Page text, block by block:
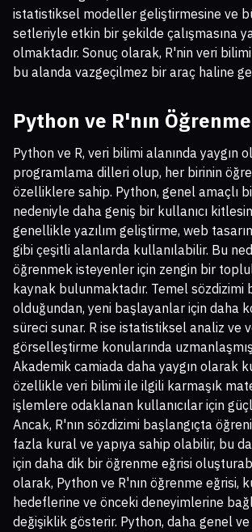
istatistiksel modeller geliştirmesine ve
setleriyle etkin bir şekilde çalışmasına
olmaktadır. Sonuç olarak, R'nin veri
bu alanda vazgeçilmez bir araç haline
Python ve R'nın
Python ve R, veri bilimi alanında yaygın
programlama dilleri olup, her birinin
özelliklere sahip. Python, genel amaçlı
nedeniyle daha geniş bir kullanıcı
genellikle yazılım geliştirme, web
gibi çeşitli alanlarda kullanılabilir. Bu
öğrenmek isteyenler için zengin bir
kaynak bulunmaktadır. Temel sözdizimi
olduğundan, yeni başlayanlar için daha
süreci sunar. R ise istatistiksel analiz ve
görselleştirme konularında
Akademik camiada daha yaygın olarak
özellikle veri bilimi ile ilgili karmaşık
işlemlere odaklanan kullanıcılar için
Ancak, R'nın sözdizimi başlangıçta
fazla kural ve yapıya sahip olabilir, bu
için daha dik bir öğrenme eğrisi
olarak, Python ve R'nın öğrenme eğrisi,
hedeflerine ve önceki deneyimlerine
değişiklik gösterir. Python, daha genel